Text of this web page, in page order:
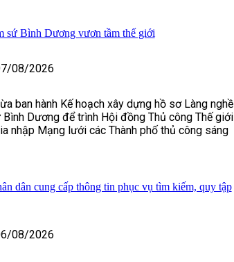
sứ Bình Dương vươn tầm thế giới
08/2026
ban hành Kế hoạch xây dựng hồ sơ Làng nghề
Dương để trình Hội đồng Thủ công Thế giới
nhập Mạng lưới các Thành phố thủ công sáng
dân cung cấp thông tin phục vụ tìm kiếm, quy tập
08/2026